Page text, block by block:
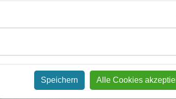
KursNr 26.050
02.11.2026-19.03.2027
Speichern Alle Cookies